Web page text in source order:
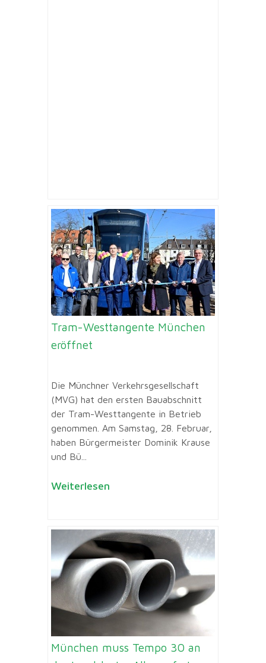
Tram-Westtangente München
eröffnet
Die Münchner Verkehrsgesellschaft
(MVG) hat den ersten Bauabschnitt
der Tram-Westtangente in Betrieb
genommen. Am Samstag, 28. Februar,
haben Bürgermeister Dominik Krause
und Bü...
Weiterlesen
München muss Tempo 30 an